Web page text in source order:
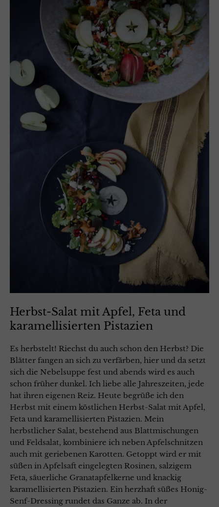
Herbst-Salat mit Apfel, Feta und
karamellisierten Pistazien
Es herbstelt! Riechst du auch schon den Herbst? Die
Blätter fangen an sich zu verfärben, hier und da setzt
sich die Nebelsuppe fest und abends wird es auch
schon früher dunkel. Ich liebe alle Jahreszeiten, jede
hat ihren eigenen Reiz. Heute begrüße ich den
Herbst mit einem köstlichen Herbst-Salat mit Apfel,
Feta und karamellisierten Pistazien. Mein
herbstlicher Salat, bestehend aus Blattmischungen
und Feldsalat, kombiniere ich neben Apfelschnitzen
auch mit geriebenen Karotten. Getoppt wird er mit
süßen in Apfelsaft eingelegten Rosinen, salzigem
Feta, säuerliche Granatapfelkerne und knackig
karamellisierten Pistazien. Ein herzhaft süßes Honig-
Senf-Dressing rundet das Ganze ab. In der